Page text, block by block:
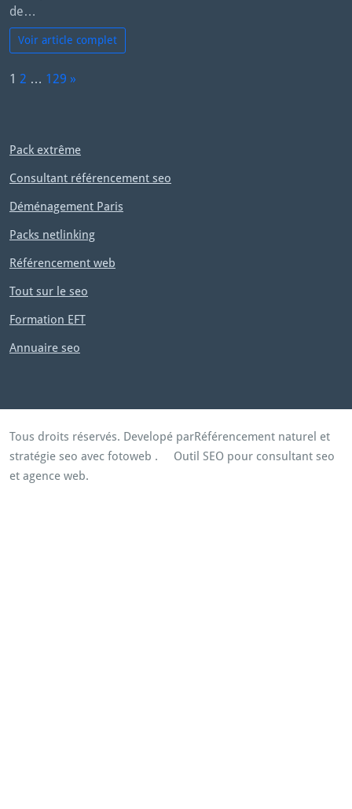
de…
Voir article complet
P
1 2 … 129
t
»
Pack extrême
Consultant référencement seo
Déménagement Paris
Packs netlinking
Référencement web
Tout sur le seo
Formation EFT
Annuaire seo
Tous droits réservés. Developé parRéférencement naturel et
stratégie seo avec fotoweb . Outil SEO pour consultant seo
et agence web.